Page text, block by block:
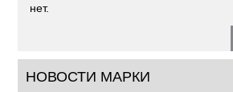
нет.
НОВОСТИ МАРКИ